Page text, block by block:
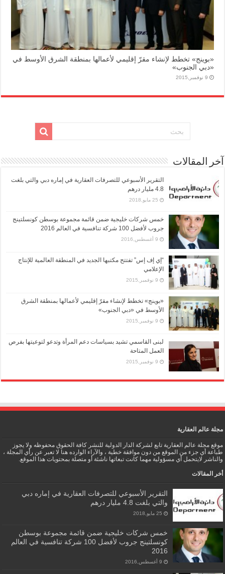
«بوينج» تخطط لإنشاء مقرّ إقليمي لأعمالها بمنطقة الشرق الأوسط في
«دبي الجنوب»
9 نوفمبر,2015
آخر المقالات
التقرير الأسبوعي للتصرفات العقارية في إماره دبي والتي بلغت
4.8 مليار درهم
25 مايو,2018
خمس شركات خليجية ضمن قائمة مجموعة بوسطن كونسلتينج
جروب لأفضل 100 شركة تنافسية في العالم 2016
9 أغسطس,2016
“إي إف إس” تفتتح مكتبها الجديد في المنطقة العالمية للإنتاج
الإعلامي
9 نوفمبر,2015
«بوينج» تخطط لإنشاء مقرّ إقليمي لأعمالها بمنطقة الشرق
الأوسط في «دبي الجنوب»
9 نوفمبر,2015
لبنى القاسمي تشيد بسياسات دعم المرأة وتدعو لتوعيتها بفرص
العمل المتاحة
9 نوفمبر,2015
مجلة عالم العقارية
موقع مجلة عالم العقارية تابع لشركة الدار الدولية للنشر كافة الحقوق محفوظه ولا يجوز
طباعة أي جزء من الموقع من دون موافقة خطية ، والآراء الوارده هنا لا تعبر عن رأي المجلة ،
والناشر لايتحمل أي مسؤولية مهما كانت تبعاتها ناشئة أو متصلة بمحتويات هذا الموقع.
أخر المقالات
التقرير الأسبوعي للتصرفات العقارية في إماره دبي
والتي بلغت 4.8 مليار درهم
25 مايو,2018
خمس شركات خليجية ضمن قائمة مجموعة بوسطن
كونسلتينج جروب لأفضل 100 شركة تنافسية في العالم
2016
9 أغسطس,2016